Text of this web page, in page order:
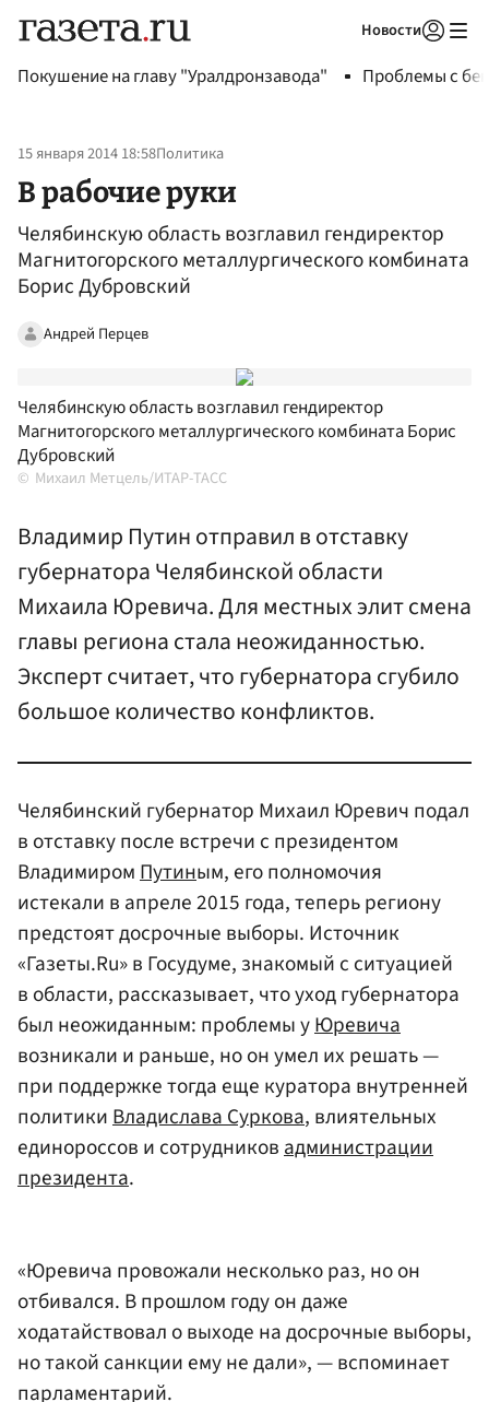
Новости
Покушение на главу "Уралдронзавода" Проблемы с
15 января 2014 18:58Политика
В рабочие руки
Челябинскую область возглавил гендиректор
Магнитогорского металлургического комбината
Борис Дубровский
Андрей Перцев
Челябинскую область возглавил гендиректор
Магнитогорского металлургического комбината Борис
Дубровский
Михаил Метцель/ИТАР-ТАСС
Владимир Путин отправил в отставку
губернатора Челябинской области
Михаила Юревича. Для местных элит смена
главы региона стала неожиданностью.
Эксперт считает, что губернатора сгубило
большое количество конфликтов.
Челябинский губернатор Михаил Юревич подал
в отставку после встречи с президентом
ВладимиромПутиным, его полномочия
истекали в апреле 2015 года, теперь региону
предстоят досрочные выборы. Источник
«Газеты.Ru» в Госудуме, знакомый с ситуацией
в области, рассказывает, что уход губернатора
был неожиданным: проблемы уЮревича
возникали и раньше, но он умел их решать —
при поддержке тогда еще куратора внутренней
политикиВладислава Суркова, влиятельных
единороссов и сотрудниковадминистрации
президента.
«Юревича провожали несколько раз, но он
отбивался. В прошлом году он даже
ходатайствовал о выходе на досрочные выборы,
но такой санкции ему не дали», — вспоминает
парламентарий.